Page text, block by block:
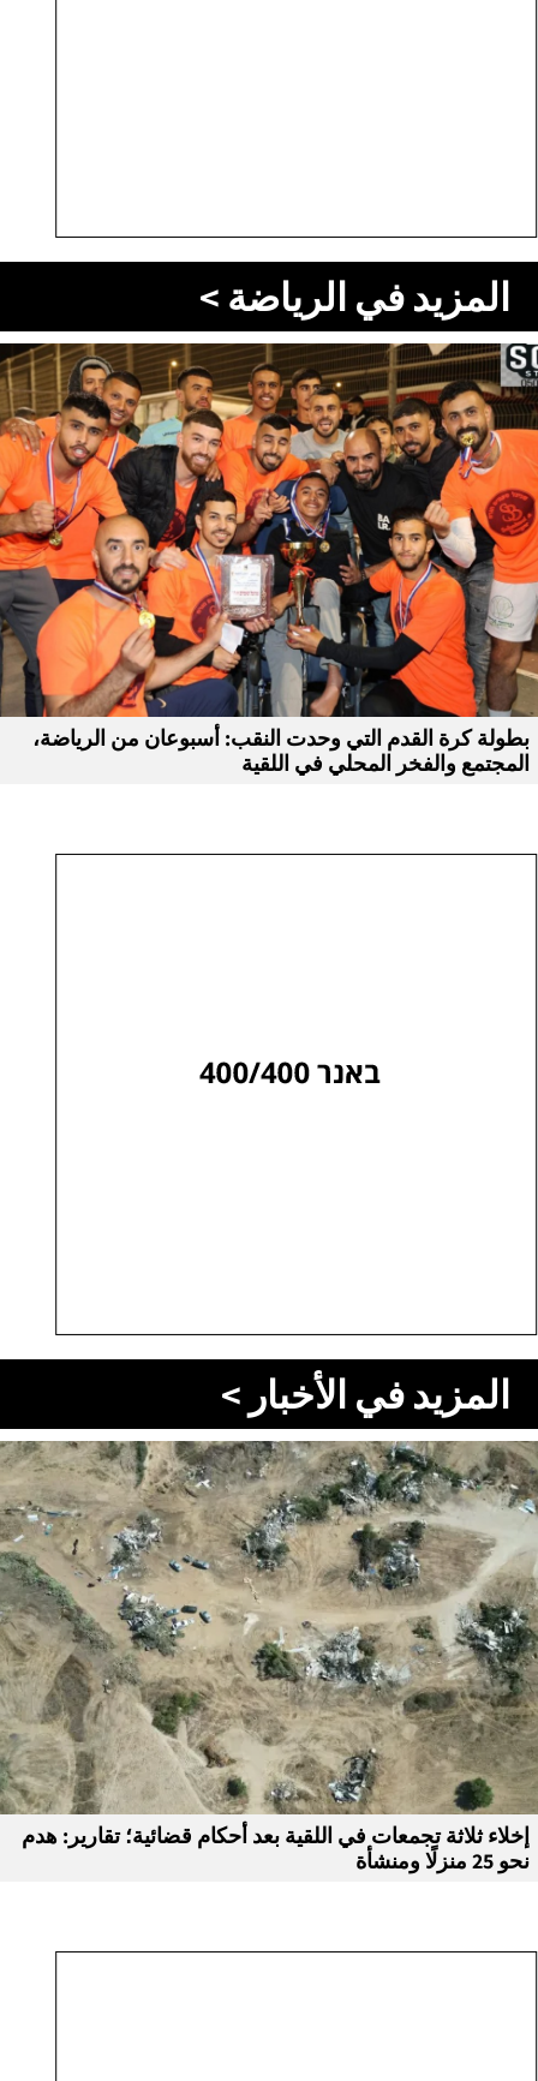
المزيد في الرياضة >
بطولة كرة القدم التي وحدت النقب: أسبوعان من الرياضة،
المجتمع والفخر المحلي في اللقية
المزيد في الأخبار >
إخلاء ثلاثة تجمعات في اللقية بعد أحكام قضائية؛ تقارير: هدم
نحو 25 منزلًا ومنشأة